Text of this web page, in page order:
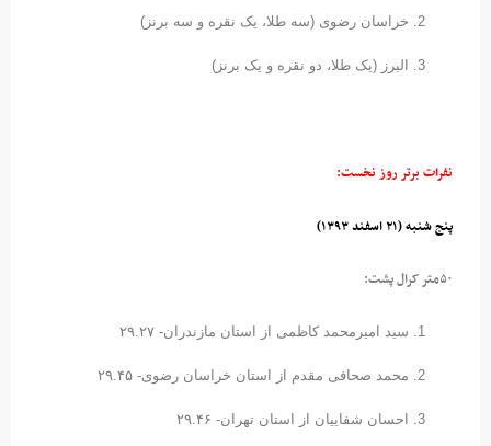
خراسان رضوی (سه طلا، یک نقره و سه برنز)
البرز (یک طلا، دو نقره و یک برنز)
نفرات برتر روز نخست:
پنج شنبه (۲۱ اسفند ۱۳۹۳)
۵۰متر کرال پشت:
سید امیرمحمد کاظمی از استان مازندران- ۲۹.۲۷
محمد صحافی مقدم از استان خراسان رضوی- ۲۹.۴۵
احسان شفاییان از استان تهران- ۲۹.۴۶